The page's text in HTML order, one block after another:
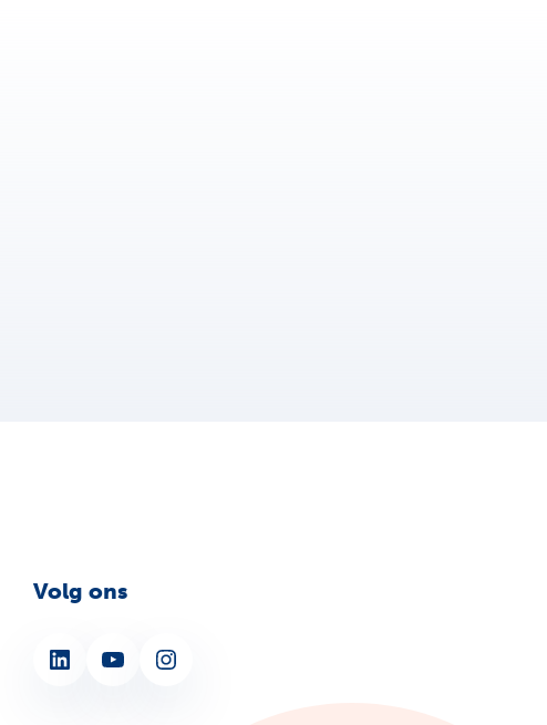
Volg ons
LinkedIn YouTube Instagram